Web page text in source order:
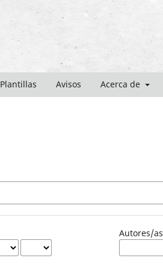
Plantillas Avisos Acerca de
Autores/as